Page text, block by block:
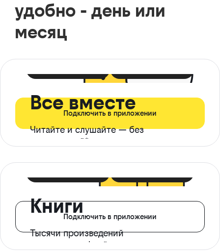
удобно - день или
месяц
Все вместе
Читайте и слушайте — без
ограничений*
Подключить в приложении
Книги
Тысячи произведений
с доступом офлайн
Подключить в приложении